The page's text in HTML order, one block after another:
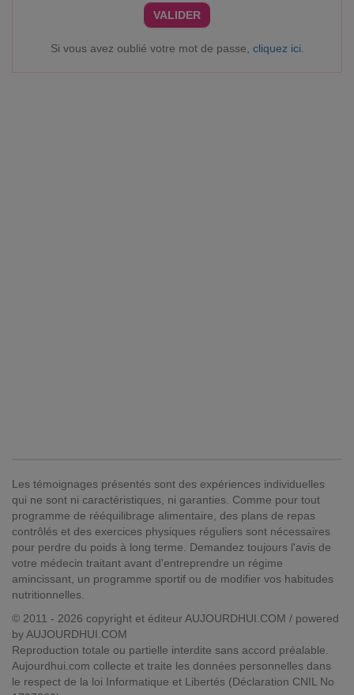
VALIDER
Si vous avez oublié votre mot de passe, cliquez ici
Les témoignages présentés sont des expériences individuelles
qui ne sont ni caractéristiques, ni garanties. Comme pour tout
programme de rééquilibrage alimentaire, des plans de repas
contrôlés et des exercices physiques réguliers sont nécessaires
pour perdre du poids à long terme. Demandez toujours l'avis de
votre médecin traitant avant d'entreprendre un régime
amincissant, un programme sportif ou de modifier vos habitudes
nutritionnelles.
© 2011 - 2026 copyright et éditeur AUJOURDHUI.COM / powered
by AUJOURDHUI.COM
Reproduction totale ou partielle interdite sans accord préalable.
Aujourdhui.com collecte et traite les données personnelles dans
le respect de la loi Informatique et Libertés (Déclaration CNIL No